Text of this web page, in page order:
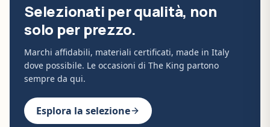
Selezionati per qualità, non
solo per prezzo.
Marchi affidabili, materiali certificati, made in Italy
dove possibile. Le occasioni di The King partono
sempre da qui.
Esplora la selezione